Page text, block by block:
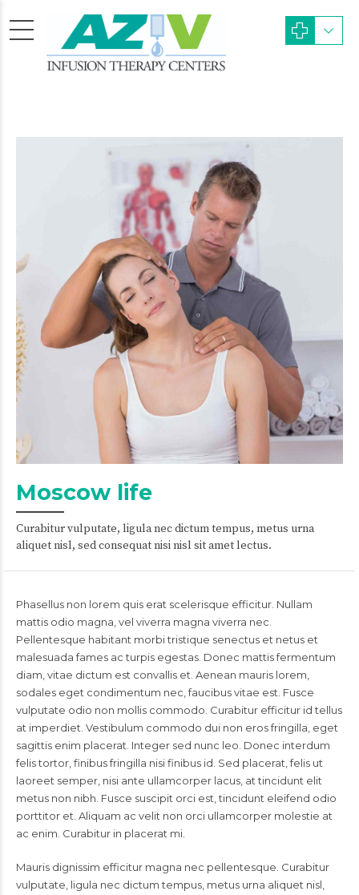
Moscow life
Curabitur vulputate, ligula nec dictum tempus, metus urna
aliquet nisl, sed consequat nisi nisl sit amet lectus.
Phasellus non lorem quis erat scelerisque efficitur. Nullam
mattis odio magna, vel viverra magna viverra nec.
Pellentesque habitant morbi tristique senectus et netus et
malesuada fames ac turpis egestas. Donec mattis fermentum
diam, vitae dictum est convallis et. Aenean mauris lorem,
sodales eget condimentum nec, faucibus vitae est. Fusce
vulputate odio non mollis commodo. Curabitur efficitur id tellus
at imperdiet. Vestibulum commodo dui non eros fringilla, eget
sagittis enim placerat. Integer sed nunc leo. Donec interdum
felis tortor, finibus fringilla nisi finibus id. Sed placerat, felis ut
laoreet semper, nisi ante ullamcorper lacus, at tincidunt elit
metus non nibh. Fusce suscipit orci est, tincidunt eleifend odio
porttitor et. Aliquam ac velit non orci ullamcorper molestie at
ac enim. Curabitur in placerat mi.
Mauris dignissim efficitur magna nec pellentesque. Curabitur
vulputate, ligula nec dictum tempus, metus urna aliquet nisl,